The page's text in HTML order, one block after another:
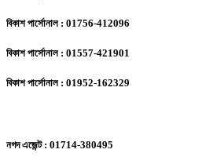
বিকাশ পার্সোনাল : 01756-412096
বিকাশ পার্সোনাল : 01557-421901
বিকাশ পার্সোনাল : 01952-162329
নগদ এজেন্ট : 01714-380495